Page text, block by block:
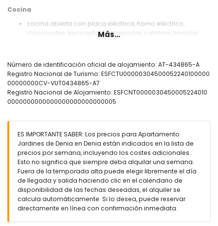
Cocina
cocina abierta con placa eléctrica, horno eléctrico,
microondas, lavavajillas, refrigerador, cafetera, hervidor
2 dormitorios con aire acondicionado, cada uno con una
cama de tamaño queen (midiendo 200 por 160 cm) y
ventilador
baño con lavabo individual, combinación de
Exterior del apartamento
parcela vallada
piscina comunitaria en forma de lago, de 30m x 15m y 2m
de profundidad
piscina infantil
hermoso jardín con césped y árboles y muebles de jardín
con tumbonas
jardín comunitario con césped y árboles
2 terrazas
barbacoa
Más...
Número de identificación oficial de alojamiento: AT-434865-A
Registro Nacional de Turismo: ESFCTU00000304500052240100000
00000000CV-VUT0434865-A7
Registro Nacional de Alojamiento: ESFCNT0000030450005224010
0000000000000000000000000005
ES IMPORTANTE SABER: Los precios para Apartamento
Jardines de Denia en Denia están indicados en la lista de
precios por semana, incluyendo los costes adicionales.
Esto no significa que siempre deba alquilar una semana.
Fuera de la temporada alta puede elegir libremente el día
de llegada y salida haciendo clic en el calendario de
disponibilidad de las fechas deseadas, el alquiler se
calcula automáticamente. Si lo desea, puede reservar
directamente en línea con confirmación inmediata.